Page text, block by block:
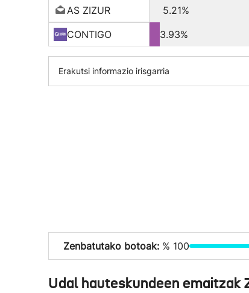
AS ZIZUR
5.21%
CONTIGO
3.93%
Erakutsi informazio irisgarria
Zenbatutako botoak: % 100
Udal hauteskundeen emaitzak